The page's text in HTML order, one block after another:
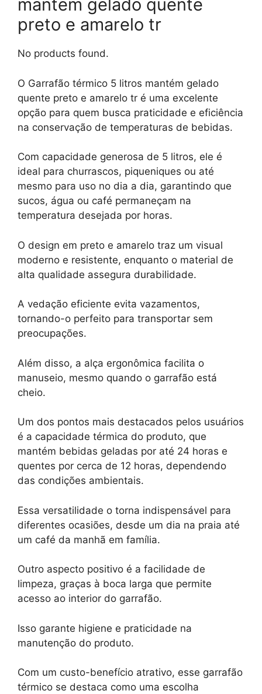
mantém gelado quente
preto e amarelo tr
No products found.
O Garrafão térmico 5 litros mantém gelado
quente preto e amarelo tr é uma excelente
opção para quem busca praticidade e eficiência
na conservação de temperaturas de bebidas.
Com capacidade generosa de 5 litros, ele é
ideal para churrascos, piqueniques ou até
mesmo para uso no dia a dia, garantindo que
sucos, água ou café permaneçam na
temperatura desejada por horas.
O design em preto e amarelo traz um visual
moderno e resistente, enquanto o material de
alta qualidade assegura durabilidade.
A vedação eficiente evita vazamentos,
tornando-o perfeito para transportar sem
preocupações.
Além disso, a alça ergonômica facilita o
manuseio, mesmo quando o garrafão está
cheio.
Um dos pontos mais destacados pelos usuários
é a capacidade térmica do produto, que
mantém bebidas geladas por até 24 horas e
quentes por cerca de 12 horas, dependendo
das condições ambientais.
Essa versatilidade o torna indispensável para
diferentes ocasiões, desde um dia na praia até
um café da manhã em família.
Outro aspecto positivo é a facilidade de
limpeza, graças à boca larga que permite
acesso ao interior do garrafão.
Isso garante higiene e praticidade na
manutenção do produto.
Com um custo-benefício atrativo, esse garrafão
térmico se destaca como uma escolha